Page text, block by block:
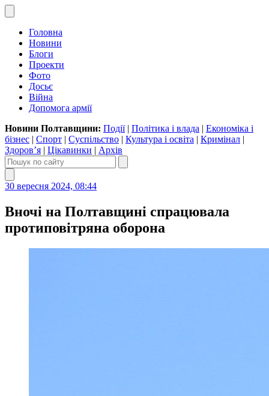
Головна
Новини
Блоги
Проекти
Фото
Досьє
Війна
Допомога армії
Новини Полтавщини: Події| Політика і влада | Економіка і
бізнес | Спорт | Суспільство | Культура і освіта | Кримінал |
Здоров’я | Цікавинки | Архів
30 вересня 2024, 08:44
Вночі на Полтавщині спрацювала
протиповітряна оборона